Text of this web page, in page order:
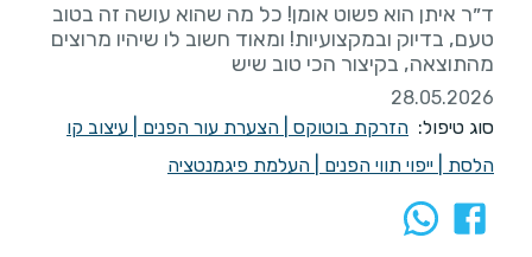
ד״ר איתן הוא פשוט אומן! כל מה שהוא עושה זה בטוב
טעם, בדיוק ובמקצועיות! ומאוד חשוב לו שיהיו מרוצים
מהתוצאה, בקיצור הכי טוב שיש
28.05.2026
סוג טיפול: הזרקת בוטוקס הצערת עור הפנים
עיצוב קו
הלסת
ייפוי תווי הפנים העלמת פיגמנטציה